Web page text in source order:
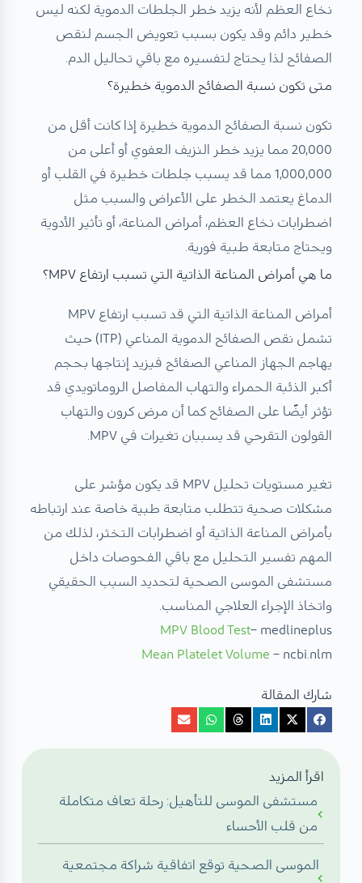
نخاع العظم لأنه يزيد خطر الجلطات الدموية لكنه ليس
خطير دائم وقد يكون بسبب تعويض الجسم لنقص
الصفائح لذا يحتاج لتفسيره مع باقي تحاليل الدم.
متى تكون نسبة الصفائح الدموية خطيرة؟
تكون نسبة الصفائح الدموية خطيرة إذا كانت أقل من
20,000 مما يزيد خطر النزيف العفوي أو أعلى من
1,000,000 مما قد يسبب جلطات خطيرة في القلب أو
الدماغ يعتمد الخطر على الأعراض والسبب مثل
اضطرابات نخاع العظم، أمراض المناعة، أو تأثير الأدوية
ويحتاج متابعة طبية فورية.
ما هي أمراض المناعة الذاتية التي تسبب ارتفاع MPV؟
أمراض المناعة الذاتية التي قد تسبب ارتفاع MPV
تشمل نقص الصفائح الدموية المناعي (ITP) حيث
يهاجم الجهاز المناعي الصفائح فيزيد إنتاجها بحجم
أكبر الذئبة الحمراء والتهاب المفاصل الروماتويدي قد
تؤثر أيضًا على الصفائح كما أن مرض كرون والتهاب
القولون التقرحي قد يسببان تغيرات في MPV.
تغير مستويات تحليل MPV قد يكون مؤشر على
مشكلات صحية تتطلب متابعة طبية خاصة عند ارتباطه
بأمراض المناعة الذاتية أو اضطرابات التخثر، لذلك من
المهم تفسير التحليل مع باقي الفحوصات داخل
مستشفى الموسى الصحية لتحديد السبب الحقيقي
واتخاذ الإجراء العلاجي المناسب.
MPV Blood Test– medlineplus
Mean Platelet Volume – ncbi.nlm
شارك المقالة
اقرأ المزيد
مستشفى الموسى للتأهيل: رحلة تعاف متكاملة
من قلب الأحساء
الموسى الصحية توقع اتفاقية شراكة مجتمعية